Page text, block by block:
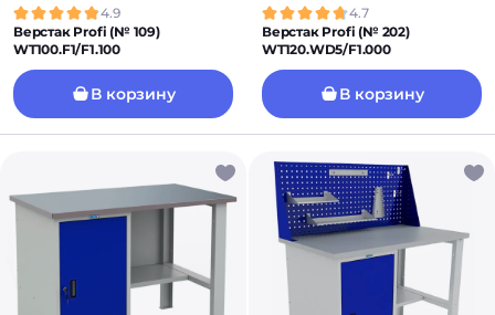
4.9
Верстак Profi (№ 109)
WT100.F1/F1.100
В корзину
4.7
Верстак Profi (№ 202)
WT120.WD5/F1.000
В корзину